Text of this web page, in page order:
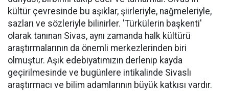
kültür çevresinde bu aşıklar, şiirleriyle, nağmeleriyle,
sazları ve sözleriyle bilinirler. 'Türkülerin başkenti'
olarak tanınan Sivas, aynı zamanda halk kültürü
araştırmalarının da önemli merkezlerinden biri
olmuştur. Aşık edebiyatımızın derlenip kayda
geçirilmesinde ve bugünlere intikalinde Sivaslı
araştırmacı ve bilim adamlarının büyük katkısı vardır.